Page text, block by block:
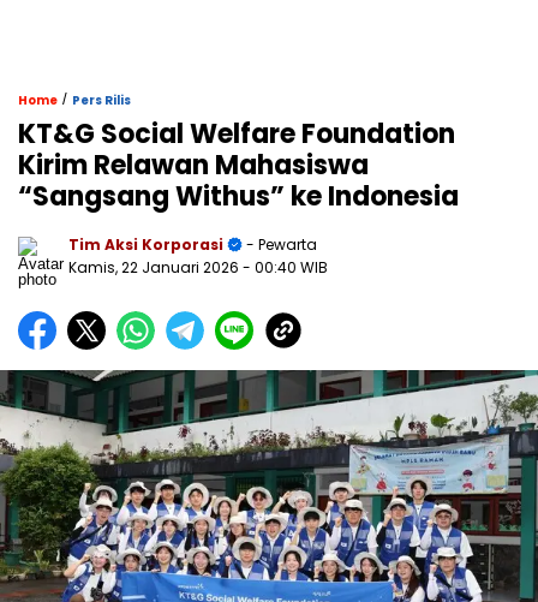
Home / Pers Rilis
KT&G Social Welfare Foundation
Kirim Relawan Mahasiswa
“Sangsang Withus” ke Indonesia
Tim Aksi Korporasi
- Pewarta
Kamis, 22 Januari 2026 - 00:40 WIB